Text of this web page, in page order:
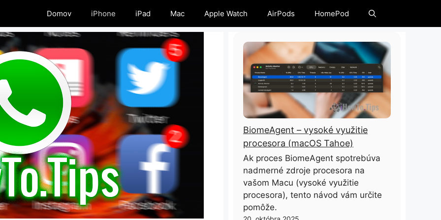
Domov iPhone iPad Mac Apple Watch AirPods HomePod
BiomeAgent – ​​vysoké využitie
procesora (macOS Tahoe)
Ak proces BiomeAgent spotrebúva
nadmerné zdroje procesora na
vašom Macu (vysoké využitie
procesora), tento návod vám určite
pomôže.